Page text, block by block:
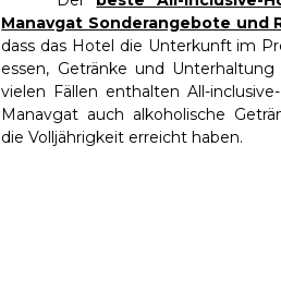
Manavgat Sonderangebote und
dass das Hotel die Unterkunft im
essen, Getränke und
vielen Fällen enthalten All-
Manavgat auch alkoholische
die Volljährigkeit erreicht haben.